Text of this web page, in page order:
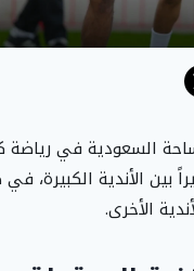
السعودية في رياضة
بين الأندية الكبيرة،
الأخرى.